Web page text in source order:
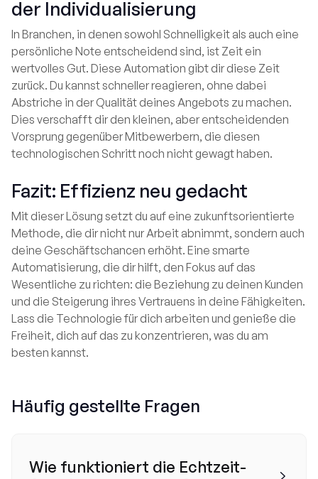
der Individualisierung
In Branchen, in denen sowohl Schnelligkeit als auch eine
persönliche Note entscheidend sind, ist Zeit ein
wertvolles Gut. Diese Automation gibt dir diese Zeit
zurück. Du kannst schneller reagieren, ohne dabei
Abstriche in der Qualität deines Angebots zu machen.
Dies verschafft dir den kleinen, aber entscheidenden
Vorsprung gegenüber Mitbewerbern, die diesen
technologischen Schritt noch nicht gewagt haben.
Fazit: Effizienz neu gedacht
Mit dieser Lösung setzt du auf eine zukunftsorientierte
Methode, die dir nicht nur Arbeit abnimmt, sondern auch
deine Geschäftschancen erhöht. Eine smarte
Automatisierung, die dir hilft, den Fokus auf das
Wesentliche zu richten: die Beziehung zu deinen Kunden
und die Steigerung ihres Vertrauens in deine Fähigkeiten.
Lass die Technologie für dich arbeiten und genieße die
Freiheit, dich auf das zu konzentrieren, was du am
besten kannst.
Häufig gestellte Fragen
Wie funktioniert die Echtzeit-
